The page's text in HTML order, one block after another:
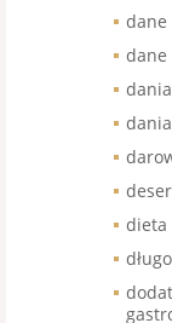
dane
dane
dieta